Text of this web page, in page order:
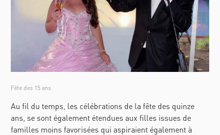
Fête des 15 ans
Au fil du temps, les célébrations de la fête des quinze
ans, se sont également étendues aux filles issues de
familles moins favorisées qui aspiraient également à